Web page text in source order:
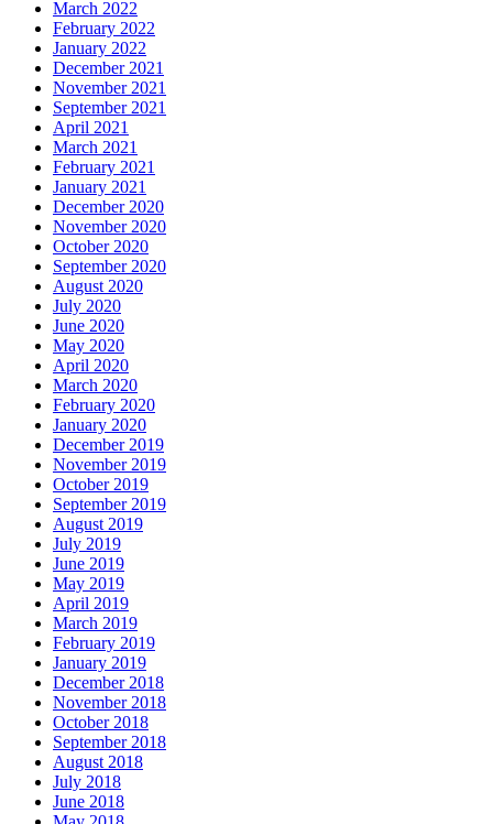
March 2022
February 2022
January 2022
December 2021
November 2021
September 2021
April 2021
March 2021
February 2021
January 2021
December 2020
November 2020
October 2020
September 2020
August 2020
July 2020
June 2020
May 2020
April 2020
March 2020
February 2020
January 2020
December 2019
November 2019
October 2019
September 2019
August 2019
July 2019
June 2019
May 2019
April 2019
March 2019
February 2019
January 2019
December 2018
November 2018
October 2018
September 2018
August 2018
July 2018
June 2018